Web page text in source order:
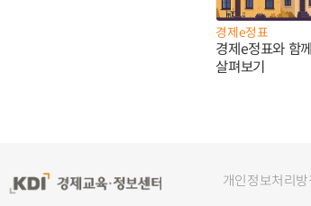
경제e정표
경제e정표와 함
살펴보기
개인정보처리방